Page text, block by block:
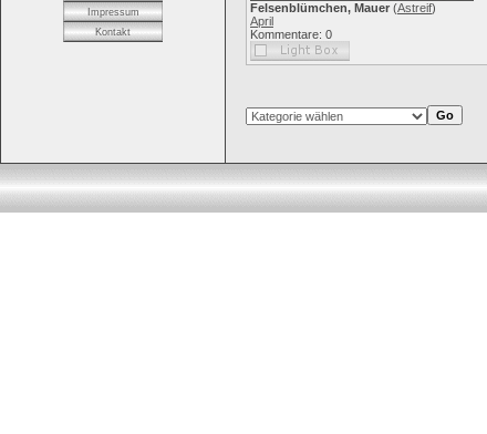
Impressum
Kontakt
Felsenblümchen, Mauer (Astreif)
April
Kommentare: 0